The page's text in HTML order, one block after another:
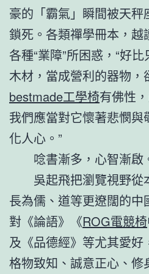
豪的「霸氣」瞬間被天
鎖死。各類禪學冊本，越
各種“業障”所困惑，“好
木材，當成營利的器物，
bestmade工學椅有佛性
我們應當對它懷著悲憫
化人心。”
唸書漸多，心智漸啟
吳起飛把瀏覽視野
長為儒、道等更遼闊的
對《論語》《ROG電競椅
及《品德經》等尤其愛好
格物致知、誠意正心、修